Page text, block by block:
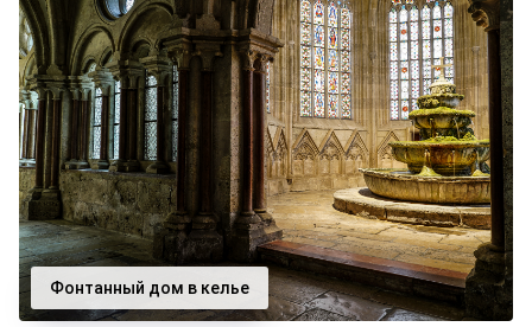
Фонтанный дом в келье